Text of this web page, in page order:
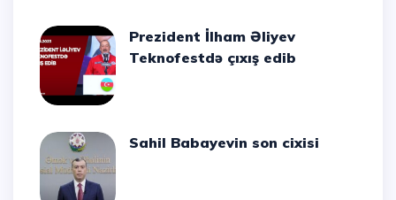
Prezident İlham Əliyev
Teknofestdə çıxış edib
Sahil Babayevin son cixisi